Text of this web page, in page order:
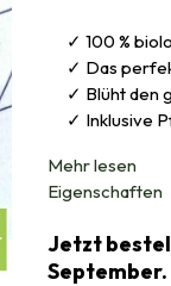
100 %
Das
Blüht den
Inklusive
Mehr lesen
Eigenschaften
Jetzt
September.